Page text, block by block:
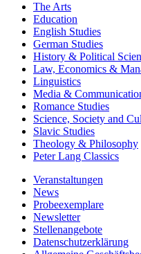
The Arts
Education
English Studies
German Studies
History & Political
Law, Economics &
Linguistics
Media &
Romance Studies
Science, Society and
Slavic Studies
Theology & Philosophy
Peter Lang Classics
Veranstaltungen
News
Probeexemplare
Newsletter
Stellenangebote
Datenschutzerklärung